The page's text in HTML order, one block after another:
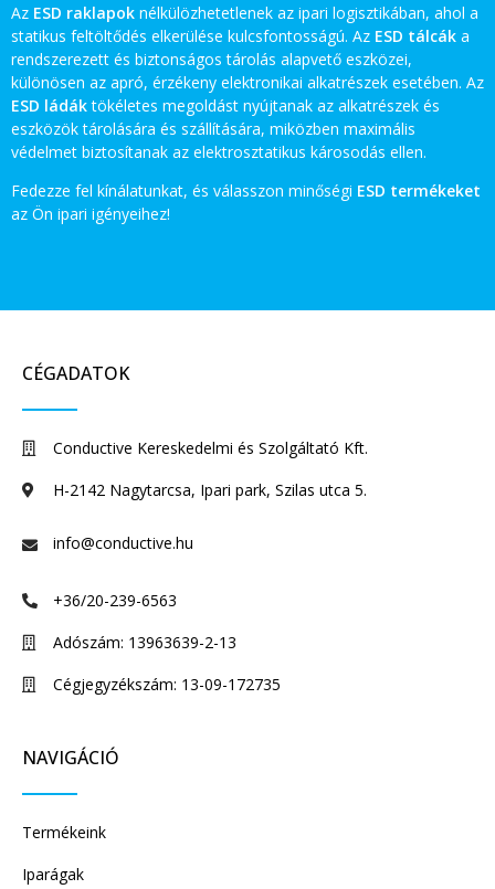
Az ESD raklapok nélkülözhetetlenek az ipari logisztikában, ahol a
statikus feltöltődés elkerülése kulcsfontosságú. Az ESD tálcák a
rendszerezett és biztonságos tárolás alapvető eszközei,
különösen az apró, érzékeny elektronikai alkatrészek esetében. Az
ESD ládáktökéletes megoldást nyújtanak az alkatrészek és
eszközök tárolására és szállítására, miközben maximális
védelmet biztosítanak az elektrosztatikus károsodás ellen.
Fedezze fel kínálatunkat, és válasszon minőségi ESD termékeket
az Ön ipari igényeihez!
CÉGADATOK
Conductive Kereskedelmi és Szolgáltató Kft.
H-2142 Nagytarcsa, Ipari park, Szilas utca 5.
info@conductive.hu
+36/20-239-6563
Adószám: 13963639-2-13
Cégjegyzékszám: 13-09-172735
NAVIGÁCIÓ
Termékeink
Iparágak